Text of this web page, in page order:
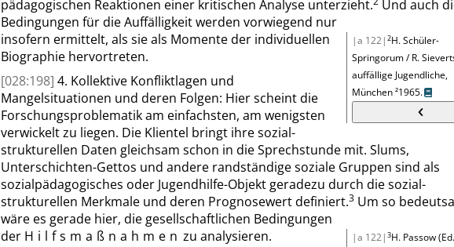
pädagogischen Reaktionen einer kritischen Analyse unterzieht.
|a 122| 2H.Schüler-
Springorum/ R.
auffällige Jugendliche,
München ²1965.
Und auch
Bedingungen für die Auffälligkeit werden vorwiegend nur
insofern ermittelt, als sie als Momente der individuellen
Biographie hervortreten.
[028:198] 4. Kollektive Konfliktlagen und
Mangelsituationen und deren Folgen: Hier scheint die
Forschungsproblematik am einfachsten, am wenigsten
verwickelt zu liegen. Die Klientel bringt ihre sozial-
strukturellen Daten gleichsam schon in die Sprechstunde mit. Slums,
Unterschichten-Gettos und andere randständige soziale Gruppen sind als
sozialpädagogisches oder Jugendhilfe-Objekt geradezu durch die sozial-
strukturellen Merkmale und deren Prognosewert definiert.3
|a 122| 3H. Passow
Um so
wäre es gerade hier, die gesellschaftlichen Bedingungen
der Hilfsmaßnahmen zu analysieren.